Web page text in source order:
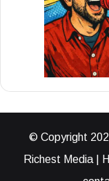
© Copyright
Richest Media |